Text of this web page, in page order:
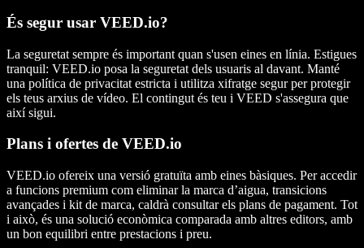
És segur usar VEED.io?
La seguretat sempre és important quan s'usen eines en línia. Estigues
tranquil: VEED.io posa la seguretat dels usuaris al davant. Manté
una política de privacitat estricta i utilitza xifratge segur per protegir
els teus arxius de vídeo. El contingut és teu i VEED s'assegura que
així sigui.
Plans i ofertes de VEED.io
VEED.io ofereix una versió gratuïta amb eines bàsiques. Per accedir
a funcions premium com eliminar la marca d’aigua, transicions
avançades i kit de marca, caldrà consultar els plans de pagament. Tot
i això, és una solució econòmica comparada amb altres editors, amb
un bon equilibri entre prestacions i preu.